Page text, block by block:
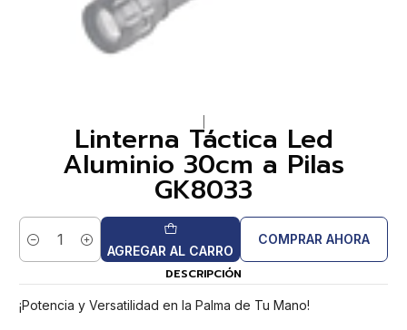
Linterna Táctica Led
Aluminio 30cm a Pilas
GK8033
Cantidad AGREGAR AL CARRO
COMPRAR AHORA
DESCRIPCIÓN
¡Potencia y Versatilidad en la Palma de Tu Mano!